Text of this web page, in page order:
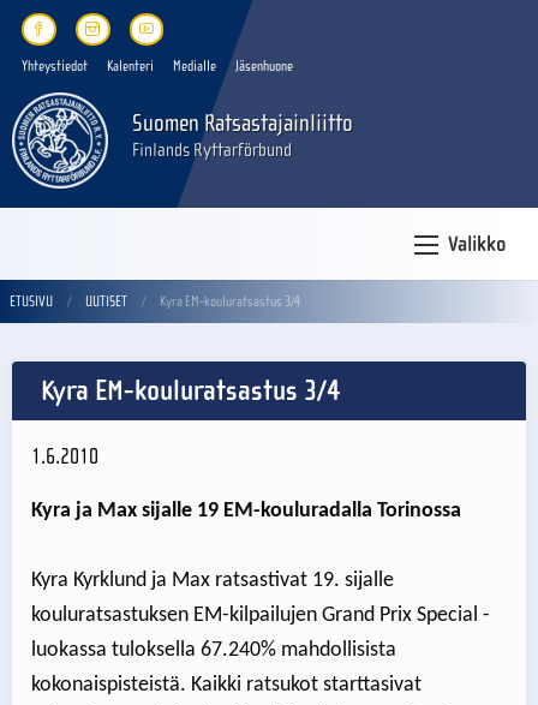
Yhteystiedot Kalenteri Medialle Jäsenhuone
Suomen Ratsastajainliitto
Finlands Ryttarförbund
Valikko
ETUSIVU UUTISET Kyra EM-kouluratsastus 3/4
Kyra EM-kouluratsastus 3/4
1.6.2010
Kyra ja Max sijalle 19 EM-kouluradalla Torinossa
Kyra Kyrklund ja Max ratsastivat 19. sijalle
kouluratsastuksen EM-kilpailujen Grand Prix Special -
luokassa tuloksella 67.240% mahdollisista
kokonaispisteistä. Kaikki ratsukot starttasivat